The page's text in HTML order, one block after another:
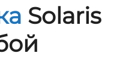
Solaris